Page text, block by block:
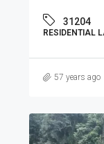
31204
RESIDENTIAL
57 years ago